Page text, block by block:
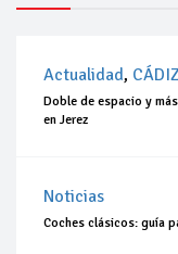
Actualidad, CÁDIZ
Doble de espacio y
en Jerez
Noticias
Coches clásicos: guía